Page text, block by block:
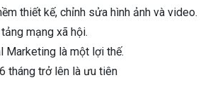
thiết kế, chỉnh sửa hình ảnh và video.
mạng xã hội.
Marketing là một lợi thế.
tháng trở lên là ưu tiên